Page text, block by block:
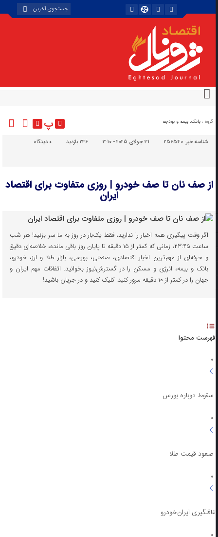
گروه : بانک، بیمه و بودجه پ
شناسه خبر:256540 31 جولای 2025 - 3:10 236 بازدید دیدگاه
از صف نان تا صف خودرو | روزی متفاوت برای اقتصاد
ایران
اگر وقت پیگیری همه اخبار را ندارید، فقط یک‌بار در روز به ما سر بزنید! هر شب
ساعت ۲۳:۴۵، زمانی که کمتر از ۱۵ دقیقه تا پایان روز باقی مانده، خلاصه‌ای دقیق
و حرفه‌ای از مهم‌ترین اخبار اقتصادی، صنعتی، بورسی، بازار طلا و ارز، خودرو،
بانک و بیمه، انرژی و مسکن را در گسترش‌نیوز بخوانید. اتفاقات مهم ایران و
جهان را در کمتر از ۱۰ دقیقه مرور کنید. کلیک کنید و در جریان باشید!
فهرست محتوا
سقوط دوباره بورس
صعود قیمت طلا
غافلگیری ایران‌خودرو